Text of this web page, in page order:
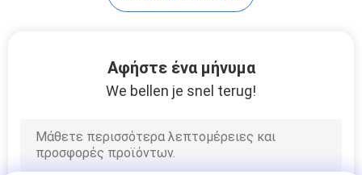
Οθόνη LCD αφής
Αφήστε ένα μήνυμα
We bellen je snel terug!